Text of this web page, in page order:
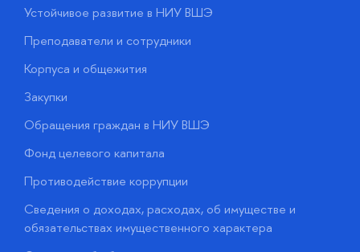
Устойчивое развитие в НИУ ВШЭ
Преподаватели и сотрудники
Корпуса и общежития
Закупки
Обращения граждан в НИУ ВШЭ
Фонд целевого капитала
Противодействие коррупции
Сведения о доходах, расходах, об имуществе и
обязательствах имущественного характера